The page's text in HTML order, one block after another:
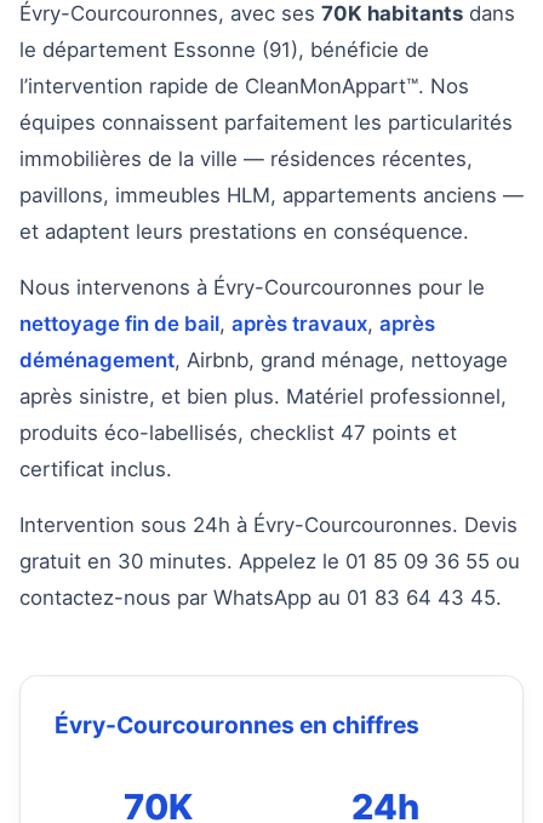
Évry-Courcouronnes, avec ses 70K habitants dans
le département Essonne (91), bénéficie de
l’intervention rapide de CleanMonAppart™. Nos
équipes connaissent parfaitement les particularités
immobilières de la ville — résidences récentes,
pavillons, immeubles HLM, appartements anciens —
et adaptent leurs prestations en conséquence.
Nous intervenons à Évry-Courcouronnes pour le
nettoyage fin de bail, après travaux, après
déménagement, Airbnb, grand ménage, nettoyage
après sinistre, et bien plus. Matériel professionnel,
produits éco-labellisés, checklist 47 points et
certificat inclus.
Intervention sous 24h à Évry-Courcouronnes. Devis
gratuit en 30 minutes. Appelez le 01 85 09 36 55 ou
contactez-nous par WhatsApp au 01 83 64 43 45.
Évry-Courcouronnes en chiffres
70K 24h